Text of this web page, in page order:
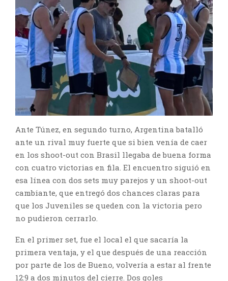
Ante Túnez, en segundo turno, Argentina batalló
ante un rival muy fuerte que si bien venía de caer
en los shoot-out con Brasil llegaba de buena forma
con cuatro victorias en fila. El encuentro siguió en
esa línea con dos sets muy parejos y un shoot-out
cambiante, que entregó dos chances claras para
que los Juveniles se queden con la victoria pero
no pudieron cerrarlo.
En el primer set, fue el local el que sacaría la
primera ventaja, y el que después de una reacción
por parte de los de Bueno, volvería a estar al frente
12:9 a dos minutos del cierre. Dos goles